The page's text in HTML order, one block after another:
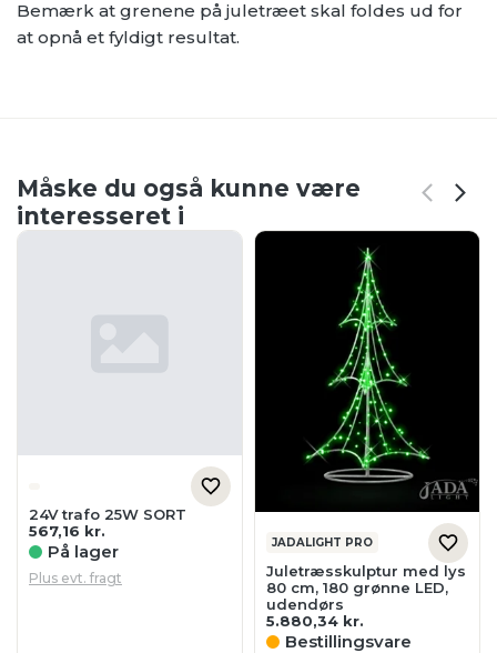
Bemærk at grenene på juletræet skal foldes ud for
at opnå et fyldigt resultat.
Måske du også kunne være
interesseret i
24V trafo 25W SORT
567,16 kr.
På lager
Plus evt. fragt
JADALIGHT PRO
Juletræsskulptur med lys
80 cm, 180 grønne LED,
udendørs
5.880,34 kr.
Bestillingsvare